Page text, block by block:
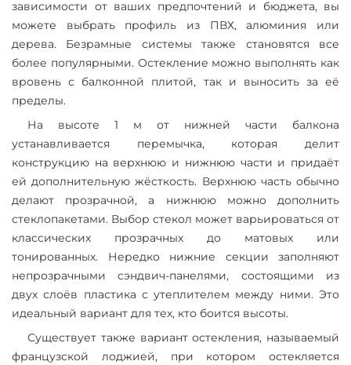
зависимости от ваших предпочтений и бюджета, вы
можете выбрать профиль из ПВХ, алюминия или
дерева. Безрамные системы также становятся все
более популярными. Остекление можно выполнять как
вровень с балконной плитой, так и выносить за её
пределы.
На высоте 1 м от нижней части балкона
устанавливается перемычка, которая делит
конструкцию на верхнюю и нижнюю части и придаёт
ей дополнительную жёсткость. Верхнюю часть обычно
делают прозрачной, а нижнюю можно дополнить
стеклопакетами. Выбор стекол может варьироваться от
классических прозрачных до матовых или
тонированных. Нередко нижние секции заполняют
непрозрачными сэндвич-панелями, состоящими из
двух слоёв пластика с утеплителем между ними. Это
идеальный вариант для тех, кто боится высоты.
Существует также вариант остекления, называемый
французской лоджией, при котором остекляется